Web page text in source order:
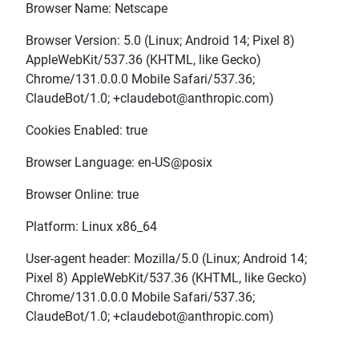
Browser Name: Netscape
Browser Version: 5.0 (Linux; Android 14; Pixel 8)
AppleWebKit/537.36 (KHTML, like Gecko)
Chrome/131.0.0.0 Mobile Safari/537.36;
ClaudeBot/1.0; +claudebot@anthropic.com)
Cookies Enabled: true
Browser Language: en-US@posix
Browser Online: true
Platform: Linux x86_64
User-agent header: Mozilla/5.0 (Linux; Android 14;
Pixel 8) AppleWebKit/537.36 (KHTML, like Gecko)
Chrome/131.0.0.0 Mobile Safari/537.36;
ClaudeBot/1.0; +claudebot@anthropic.com)